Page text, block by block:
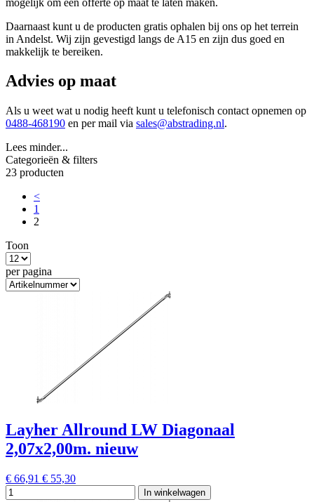
Daarnaast kunt u de producten gratis ophalen bij ons op het terrein
in Andelst. Wij zijn gevestigd langs de A15 en zijn dus goed en
makkelijk te bereiken.
Advies op maat
Als u weet wat u nodig heeft kunt u telefonisch contact opnemen op
0488-468190 en per mail via sales@abstrading.nl.
Lees minder...
Categorieën & filters
23 producten
<
1
2
Toon
per pagina
Layher Allround LW Diagonaal
2,07x2,00m. nieuw
€ 66,91 € 55,30
In winkelwagen